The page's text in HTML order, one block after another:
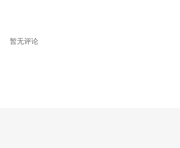
暂无评论